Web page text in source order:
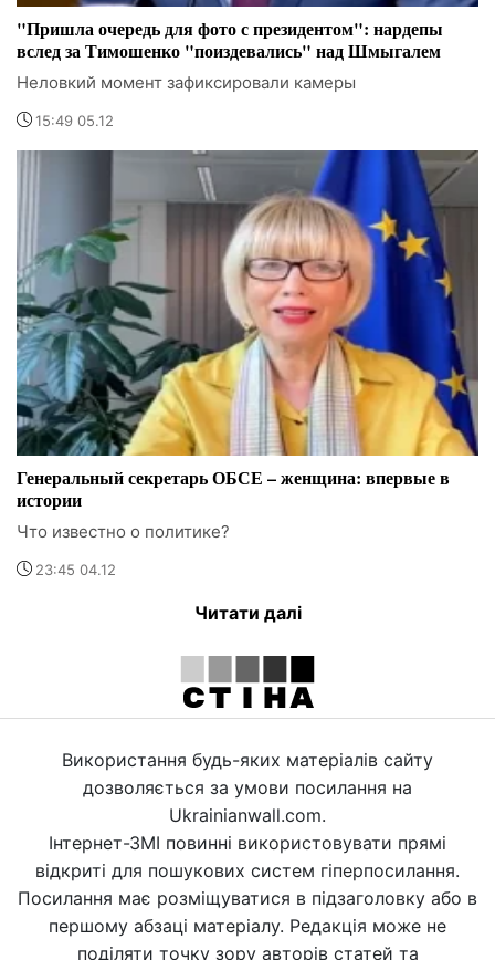
"Пришла очередь для фото с президентом": нардепы
вслед за Тимошенко "поиздевались" над Шмыгалем
Неловкий момент зафиксировали камеры
15:49 05.12
Генеральный секретарь ОБСЕ – женщина: впервые в
истории
Что известно о политике?
23:45 04.12
Читати далі
Використання будь-яких матеріалів сайту
дозволяється за умови посилання на
Ukrainianwall.com.
Інтернет-ЗМІ повинні використовувати прямі
відкриті для пошукових систем гіперпосилання.
Посилання має розміщуватися в підзаголовку або в
першому абзаці матеріалу. Редакція може не
поділяти точку зору авторів статей та